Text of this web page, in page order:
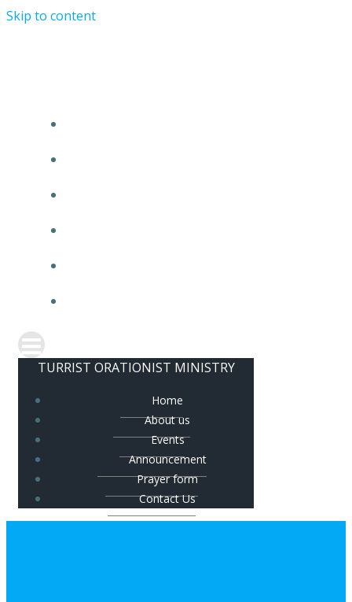
Skip to content
TURRIST ORATIONIST MINISTRY
Home
About us
Events
Announcement
Prayer form
Contact Us